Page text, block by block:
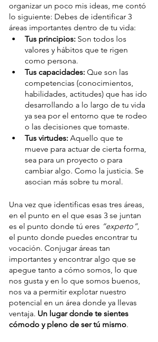
organizar un poco mis ideas, me contó
lo siguiente: Debes de identificar 3
áreas importantes dentro de tu vida:
Tus principios: Son todos los
valores y hábitos que te rigen
como persona.
Tus capacidades: Que son las
competencias (conocimientos,
habilidades, actitudes) que has ido
desarrollando a lo largo de tu vida
ya sea por el entorno que te rodeo
o las decisiones que tomaste.
Tus virtudes: Aquello que te
mueve para actuar de cierta forma,
sea para un proyecto o para
cambiar algo. Como la justicia. Se
asocian más sobre tu moral.
Una vez que identificas esas tres áreas,
en el punto en el que esas 3 se juntan
es el punto donde tú eres “experto”,
el punto donde puedes encontrar tu
vocación. Conjugar áreas tan
importantes y encontrar algo que se
apegue tanto a cómo somos, lo que
nos gusta y en lo que somos buenos,
nos va a permitir explotar nuestro
potencial en un área donde ya llevas
ventaja. Un lugar donde te sientes
cómodo y pleno de ser tú mismo.